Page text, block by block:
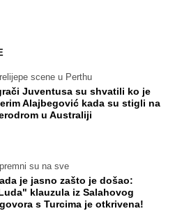
scene u Perthu
Juventusa su shvatili ko je
Alajbegović kada su stigli na
u Australiji
su na sve
je jasno zašto je došao:
klauzula iz Salahovog
s Turcima je otkrivena!